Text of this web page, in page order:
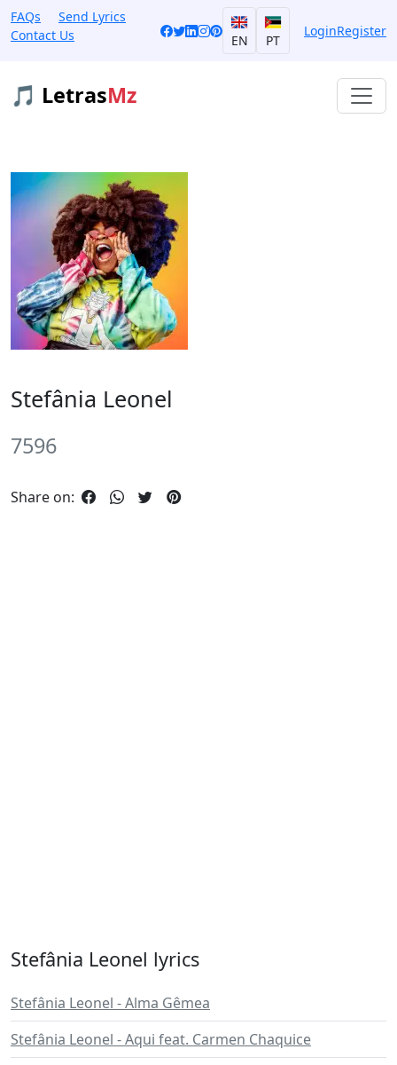
FAQs
Send Lyrics
Contact Us
EN PT
LoginRegister
🎵 LetrasMz
Stefânia Leonel
7596
Share on:
Stefânia Leonel lyrics
Stefânia Leonel - Alma Gêmea
Stefânia Leonel - Aqui feat. Carmen Chaquice